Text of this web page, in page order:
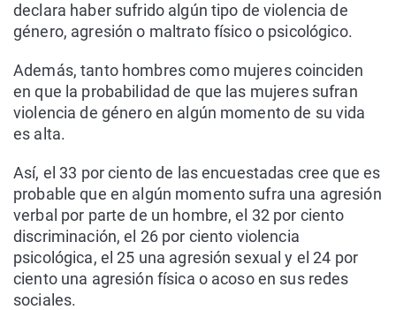
declara haber sufrido algún tipo de violencia de
género, agresión o maltrato físico o psicológico.
Además, tanto hombres como mujeres coinciden
en que la probabilidad de que las mujeres sufran
violencia de género en algún momento de su vida
es alta.
Así, el 33 por ciento de las encuestadas cree que es
probable que en algún momento sufra una agresión
verbal por parte de un hombre, el 32 por ciento
discriminación, el 26 por ciento violencia
psicológica, el 25 una agresión sexual y el 24 por
ciento una agresión física o acoso en sus redes
sociales.